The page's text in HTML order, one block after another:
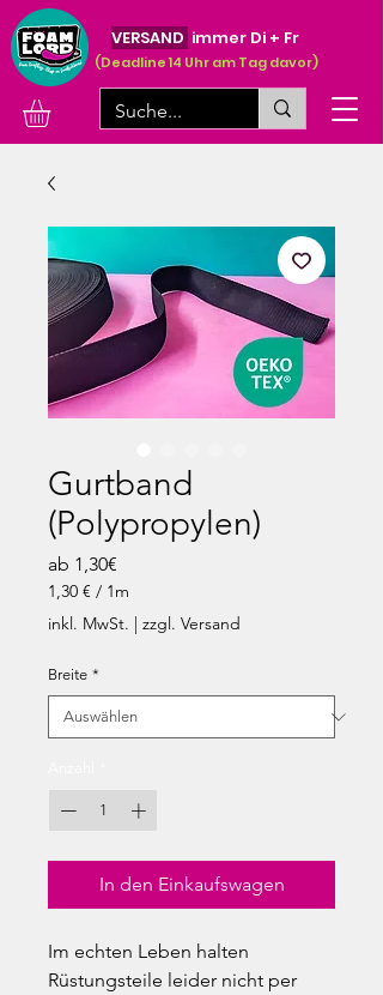
VERSAND immer Di + Fr
(Deadline 14 Uhr am Tag davor)
Gurtband
(Polypropylen)
ab 1,30€
Preis
1,30 € / 1m
1,30 €
pro
Meter
inkl. MwSt. | zzgl. Versand
Breite *
In den Einkaufswagen
Im echten Leben halten
Rüstungsteile leider nicht per